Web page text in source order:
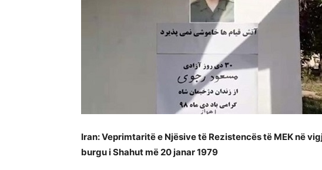
Iran: Veprimtaritë e Njësive të Rezistencës të MEK në
burgu i Shahut më 20 janar 1979